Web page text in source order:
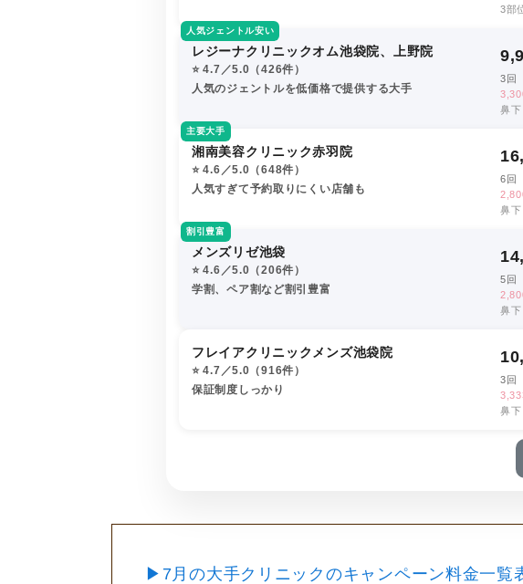
3部
人気ジェントル安い
レジーナクリニックオム池袋院、上野院
⭐️ 4.7／5.0（426件）
人気のジェントルを低価格で提供する大手
3回
鼻
主要大手
湘南美容クリニック赤羽院
⭐️ 4.6／5.0（648件）
人気すぎて予約取りにくい店舗も
6回
鼻
割引豊富
メンズリゼ池袋
⭐️ 4.6／5.0（206件）
学割、ペア割など割引豊富
5回
鼻
フレイアクリニックメンズ池袋院
⭐️ 4.7／5.0（916件）
保証制度しっかり
3回
鼻
▶7月の大手クリニックのキャンペーン料金一覧